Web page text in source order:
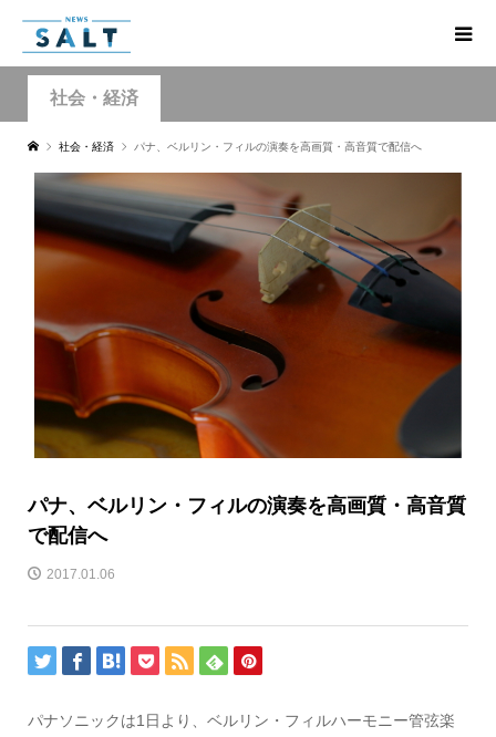
社会・経済
社会・経済 パナ、ベルリン・フィルの演奏を高画質・高音質で配信へ
パナ、ベルリン・フィルの演奏を高画質・高音質
で配信へ
2017.01.06
パナソニックは1日より、ベルリン・フィルハーモニー管弦楽